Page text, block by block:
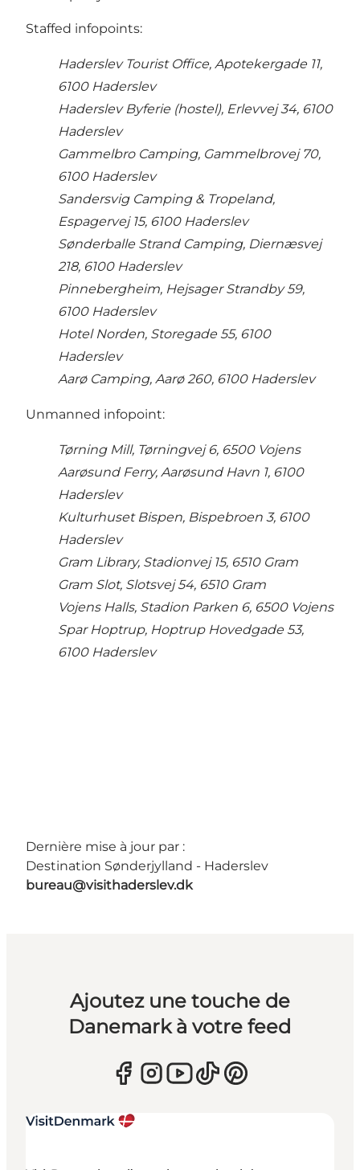
Staffed infopoints:
Haderslev Tourist Office, Apotekergade 11,
6100 Haderslev
Haderslev Byferie (hostel), Erlevvej 34, 6100
Haderslev
Gammelbro Camping, Gammelbrovej 70,
6100 Haderslev
Sandersvig Camping & Tropeland,
Espagervej 15, 6100 Haderslev
Sønderballe Strand Camping, Diernæsvej
218, 6100 Haderslev
Pinnebergheim, Hejsager Strandby 59,
6100 Haderslev
Hotel Norden, Storegade 55, 6100
Haderslev
Aarø Camping, Aarø 260, 6100 Haderslev
Unmanned infopoint:
Tørning Mill, Tørningvej 6, 6500 Vojens
Aarøsund Ferry, Aarøsund Havn 1, 6100
Haderslev
Kulturhuset Bispen, Bispebroen 3, 6100
Haderslev
Gram Library, Stadionvej 15, 6510 Gram
Gram Slot, Slotsvej 54, 6510 Gram
Vojens Halls, Stadion Parken 6, 6500 Vojens
Spar Hoptrup, Hoptrup Hovedgade 53,
6100 Haderslev
Dernière mise à jour par :
Destination Sønderjylland - Haderslev
bureau@visithaderslev.dk
Ajoutez une touche de
Danemark à votre feed